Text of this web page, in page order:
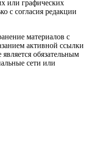
или графических
c согласия редакции
материалов с
активной ссылки
обязательным
сети или